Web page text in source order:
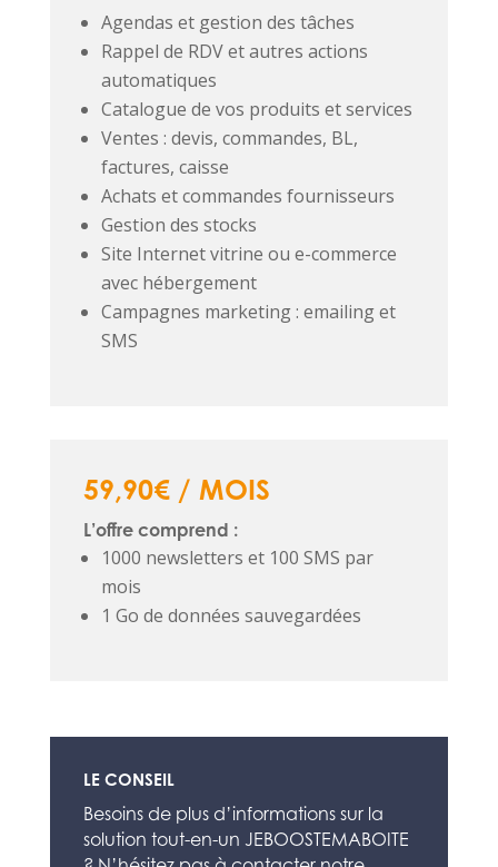
Agendas et gestion des tâches
Rappel de RDV et autres actions
automatiques
Catalogue de vos produits et services
Ventes : devis, commandes, BL,
factures, caisse
Achats et commandes fournisseurs
Gestion des stocks
Site Internet vitrine ou e-commerce
avec hébergement
Campagnes marketing : emailing et
SMS
59,90€ / MOIS
L’offre comprend :
1000 newsletters et 100 SMS par
mois
1 Go de données sauvegardées
LE CONSEIL
Besoins de plus d’informations sur la
solution tout-en-un JEBOOSTEMABOITE